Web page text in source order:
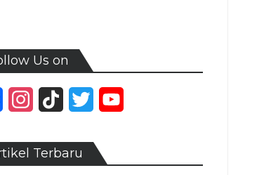
Us on
FacebookInstagram
TikTok Twitter
Terbaru